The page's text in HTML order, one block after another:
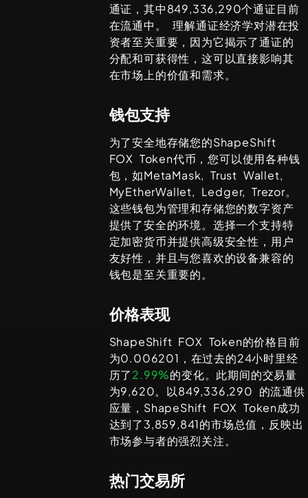
通证，其中849,336,290个通证目前
在流通中。 理解通证经济学对潜在投
资者至关重要，因为它揭示了通证的
分配和可获得性，这可以直接影响其
在市场上的价值和需求。
钱包支持
为了安全地存储您的ShapeShift
FOX Token代币，您可以使用各种钱
包，如MetaMask, Trust Wallet,
MyEtherWallet, Ledger, Trezor。
这些钱包为管理和存储您的数字资产
提供了安全的环境。选择一个支持特
定加密货币并提供高级安全性，用户
友好性，并且与您喜欢的设备兼容的
钱包是至关重要的。
价格表现
ShapeShift FOX Token的价格目前
为0.006201 ，在过去的24小时里经
历了2.99%的变化。此期间的交易量
为9,620。以849,336,290 的流通供
应量， ShapeShift FOX Token成功
达到了3,859,841的市场总值，反映出
市场参与者的强烈关注。
热门交易所